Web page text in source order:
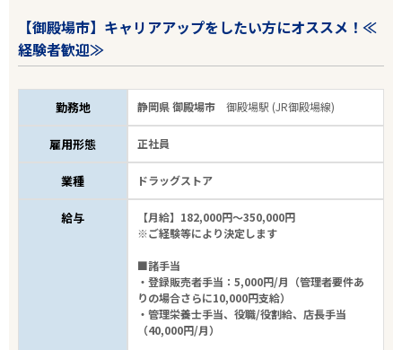
【御殿場市】キャリアアップをしたい方にオススメ！≪
経験者歓迎≫
勤務地 静岡県 御殿場市御殿場駅 (JR御殿場線)
雇用形態 正社員
業種 ドラッグストア
給与
【月給】182,000円～350,000円
※ご経験等により決定します
■諸手当
・登録販売者手当：5,000円/月（管理者要件あ
りの場合さらに10,000円支給）
・管理栄養士手当、役職/役割給、店長手当
（40,000円/月）